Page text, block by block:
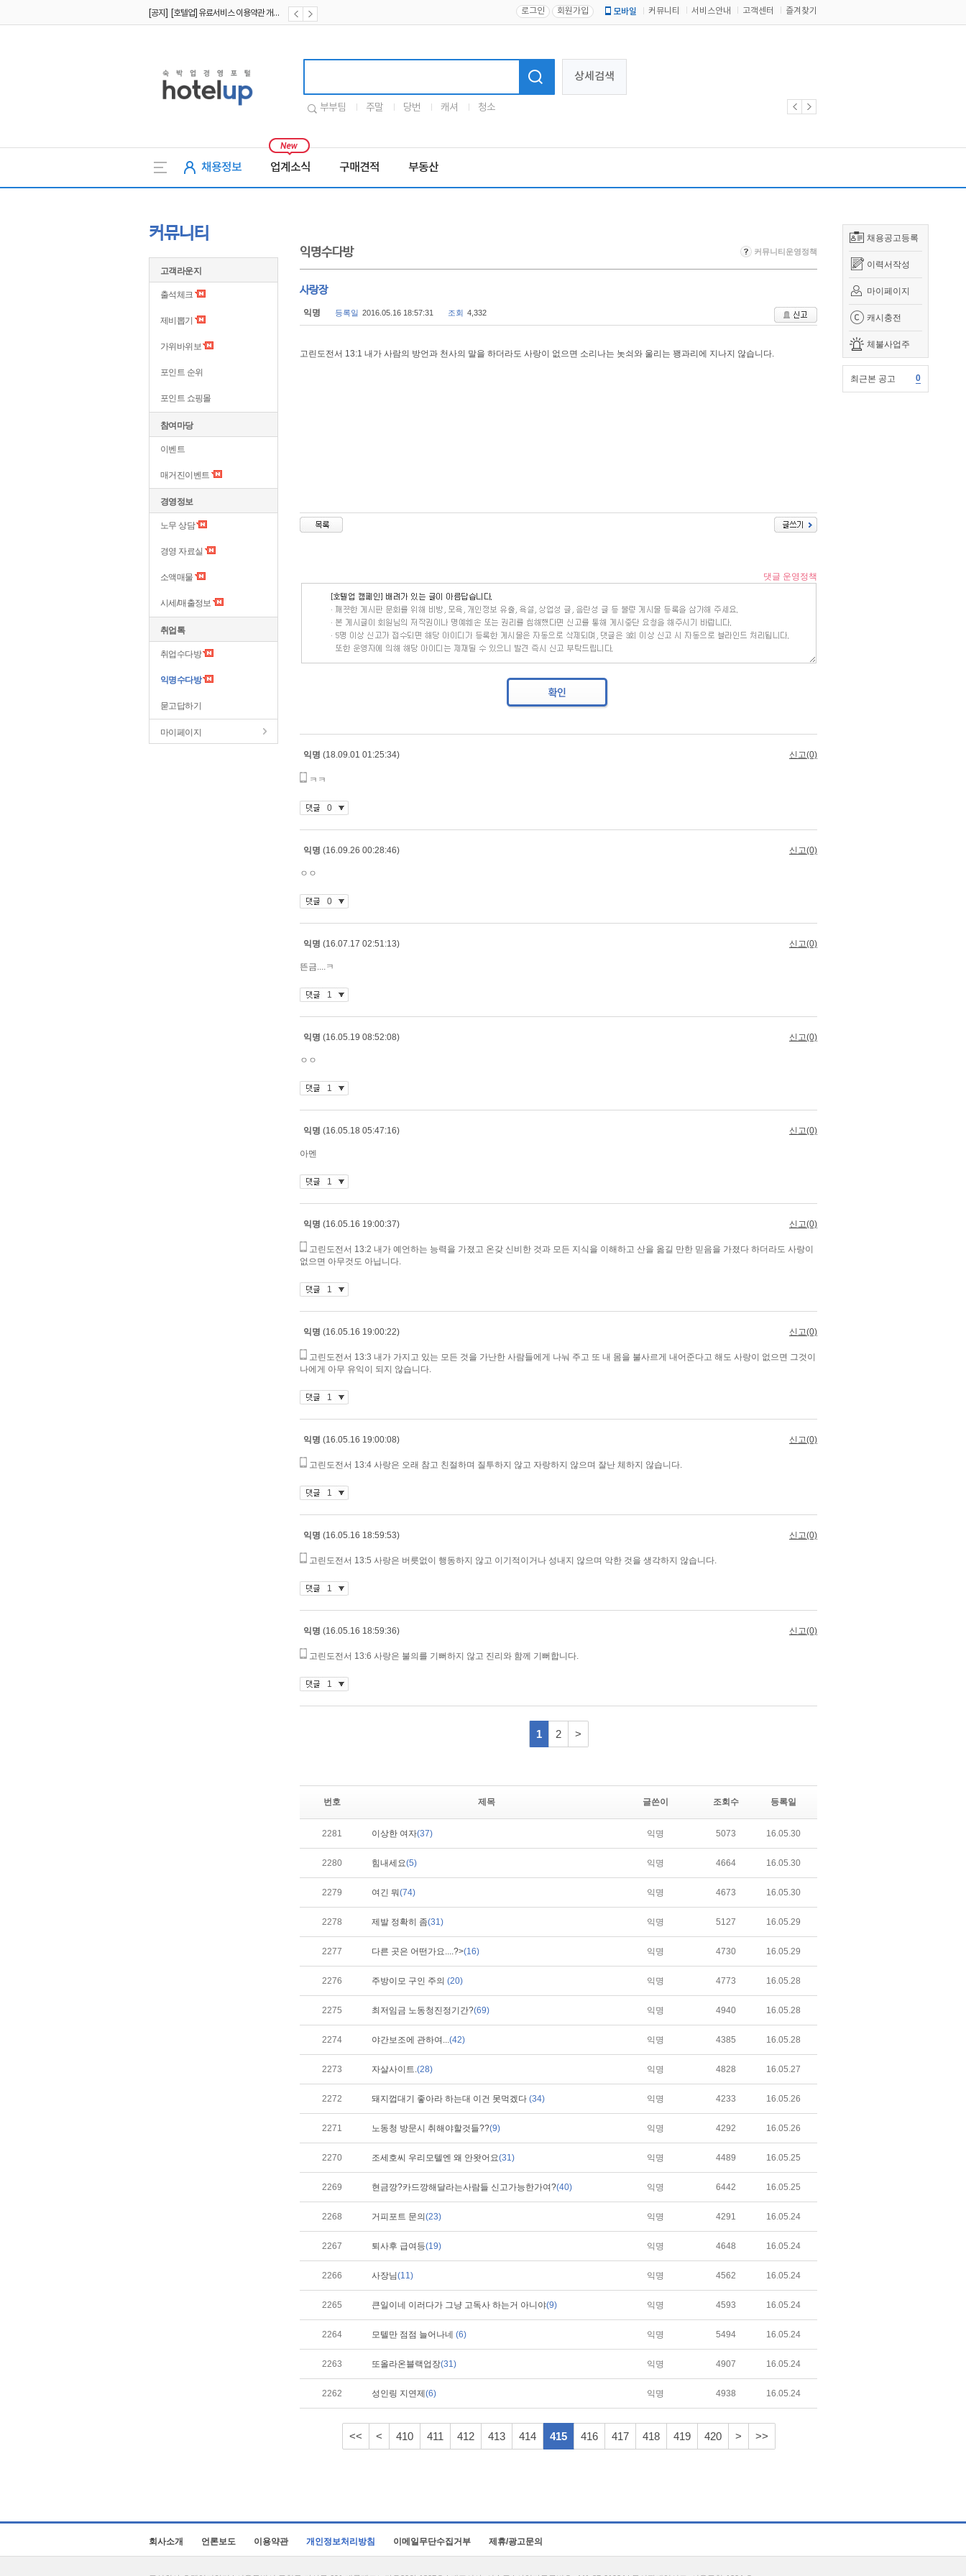
[공지] [호텔업] 개인정보 처리방침 개정본2 (19.09.02) 로그인 회원가입 모바일 커뮤니티 서비스안내 고객센터 즐겨찾기
상세검색
부부팀 주말 당번 캐셔 청소
채용정보 업계소식 구매견적 부동산
채용공고등록
이력서작성
마이페이지
캐시충전
체불사업주
최근본 공고 0
커뮤니티
고객라운지
출석체크
제비뽑기
가위바위보
포인트 순위
포인트 쇼핑몰
참여마당
이벤트
매거진이벤트
경영정보
노무 상담
경영 자료실
소액매물
시세/매출정보
취업톡
취업수다방
익명수다방
묻고답하기
마이페이지
익명수다방 커뮤니티운영정책
사랑장
익명 등록일 2016.05.16 18:57:31 조회 4,332
고린도전서 13:1 내가 사람의 방언과 천사의 말을 하더라도 사랑이 없으면 소리나는 놋쇠와 울리는 꽹과리에 지나지 않습니다.
번호 제목 글쓴이 조회수 등록일
2281 이상한 여자(37) 익명 5073 16.05.30
2280 힘내세요(5) 익명 4664 16.05.30
2279 여긴 뭐(74) 익명 4673 16.05.30
2278 제발 정확히 좀(31) 익명 5127 16.05.29
2277 다른 곳은 어떤가요....?>(16) 익명 4730 16.05.29
2276 주방이모 구인 주의 (20) 익명 4773 16.05.28
2275 최저임금 노동청진정기간?(69) 익명 4940 16.05.28
2274 야간보조에 관하여...(42) 익명 4385 16.05.28
2273 자살사이트.(28) 익명 4828 16.05.27
2272 돼지껍대기 좋아라 하는대 이건 못먹겠다 (34) 익명 4233 16.05.26
2271 노동청 방문시 취해야할것들??(9) 익명 4292 16.05.26
2270 조세호씨 우리모텔엔 왜 안왓어요(31) 익명 4489 16.05.25
2269 현금깡?카드깡해달라는사람들 신고가능한가여?(40) 익명 6442 16.05.25
2268 거피포트 문의 (23) 익명 4291 16.05.24
2267 퇴사후 급여등(19) 익명 4648 16.05.24
2266 사장님(11) 익명 4562 16.05.24
2265 큰일이네 이러다가 그냥 고독사 하는거 아니야(9) 익명 4593 16.05.24
2264 모텔만 점점 늘어나네 (6) 익명 5494 16.05.24
2263 또올라온블랙업장(31) 익명 4907 16.05.24
2262 성인링 지연제 (6) 익명 4938 16.05.24
<< < 410 411 412 413 414 415 416 417 418 419 420 > >>
회사소개 언론보도 이용약관 개인정보처리방침 이메일무단수집거부 제휴/광고문의